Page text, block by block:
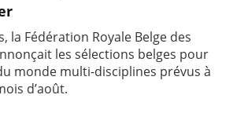
la Fédération Royale Belge des
les sélections belges pour
monde multi-disciplines prévus à
d’août.